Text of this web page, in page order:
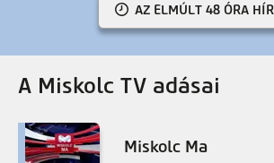
AZ ELMÚLT 48 ÓRA
A Miskolc TV adásai
Miskolc Ma